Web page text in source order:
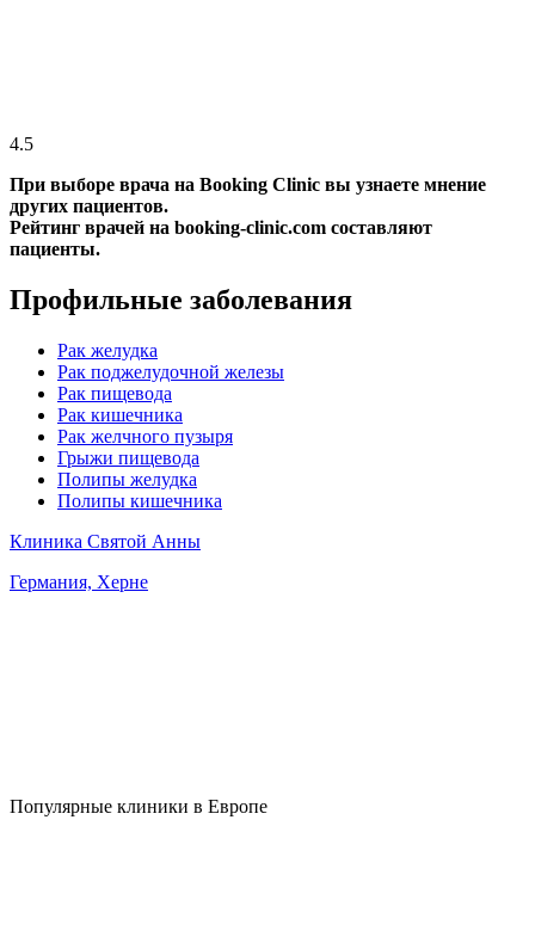
4.5
При выборе врача на Booking Clinic вы узнаете мнение
других пациентов.
Рейтинг врачей на booking-clinic.com составляют
пациенты.
Профильные заболевания
Рак желудка
Рак поджелудочной железы
Рак пищевода
Рак кишечника
Рак желчного пузыря
Грыжи пищевода
Полипы желудка
Полипы кишечника
Клиника Святой Анны
Германия, Херне
Популярные клиники в Европе